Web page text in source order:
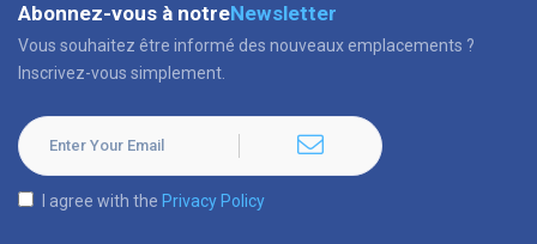
Abonnez-vous à notreNewsletter
Vous souhaitez être informé des nouveaux emplacements ?
Inscrivez-vous simplement.
I agree with the Privacy Policy